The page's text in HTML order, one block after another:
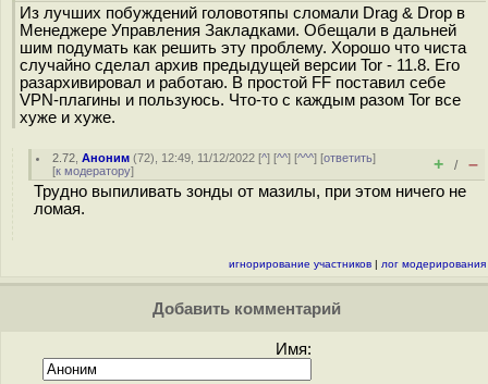
Из лучших побуждений головотяпы сломали Drag & Drop в
Менеджере Управления Закладками. Обещали в дальней
шим подумать как решить эту проблему. Хорошо что чиста
случайно сделал архив предыдущей версии Tor - 11.8. Его
разархивировал и работаю. В простой FF поставил себе
VPN-плагины и пользуюсь. Что-то с каждым разом Tor все
хуже и хуже.
2.72 ,Аноним (72), 12:49, 11/12/2022 [^] [^^] [^^^] [ответить]
[к модератору] + / –
Трудно выпиливать зонды от мазилы, при этом ничего не
ломая.
игнорирование участников | лог модерирования
Добавить комментарий
Имя: